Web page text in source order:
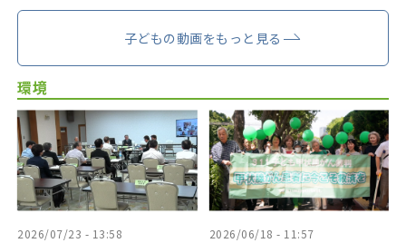
子どもの動画をもっと見る
環境
2026/07/23 - 13:58 2026/06/18 - 11:57